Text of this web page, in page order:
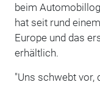
beim
hat seit rund
Europe und das
erhältlich.
"Uns schwebt vor,